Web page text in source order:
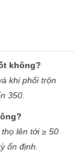
không?
khi phối trộn
350.
lên tới ≥ 50
ổn định.